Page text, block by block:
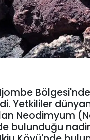
Yetkililer
Neodimyum
bulunduğu